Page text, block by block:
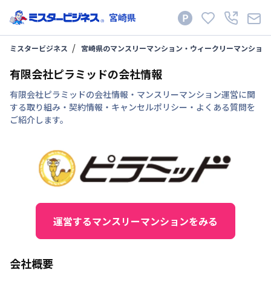
宮崎県
ミスタービジネス 宮崎県のマンスリーマンション・ウィークリーマンション
有限会社ピラミッドの会社情報
有限会社ピラミッドの会社情報・マンスリーマンション運営に関
する取り組み・契約情報・キャンセルポリシー・よくある質問を
ご紹介します。
運営するマンスリーマンションをみる
会社概要